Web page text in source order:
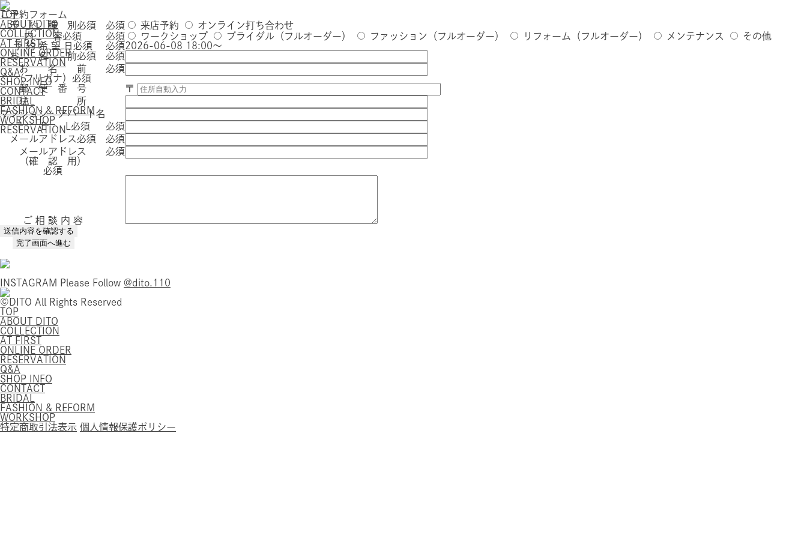
TOP
ABOUT DITO
COLLECTION
AT FIRST
ONLINE ORDER
RESERVATION
Q&A
SHOP INFO
CONTACT
BRIDAL
FASHION & REFORM
WORKSHOP
RESERVATION
ご予約フォーム
予 約 種 別 必須 必須 来店予約
オンライン打ち合わせ
内 容必須 必須 ワークショップ ブライダル（フルオーダー） ファッション（フルオーダー） リフォーム（フルオーダー） メンテナンス
その他
予 約 希 望 日 必須 必須2026-06-08 18:00～
お 名 前必須
必須
お 名 前
（フリガナ） 必須
必須
郵 便 番 号
〒
住 所
マンション・アパート名
T E L 必須
必須
メールアドレス 必須
必須
メールアドレス
（確 認 用）
必須
必須
ご 相 談 内 容
INSTAGRAM Please Follow @dito.110
©DITO All Rights Reserved
TOP
ABOUT DITO
COLLECTION
AT FIRST
ONLINE ORDER
RESERVATION
Q&A
SHOP INFO
CONTACT
BRIDAL
FASHION & REFORM
WORKSHOP
特定商取引法表示 個人情報保護ポリシー